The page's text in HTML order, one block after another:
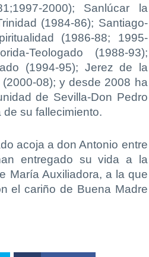
2000); Sanlúcar la
(1984-86); Santiago-
(1986-88; 1995-
Teologado (1988-93);
(1994-95); Jerez de la
08); y desde 2008 ha
de Sevilla-Don Pedro
su fallecimiento.
acoja a don Antonio entre
entregado su vida a la
María Auxiliadora, a la que
el cariño de Buena Madre